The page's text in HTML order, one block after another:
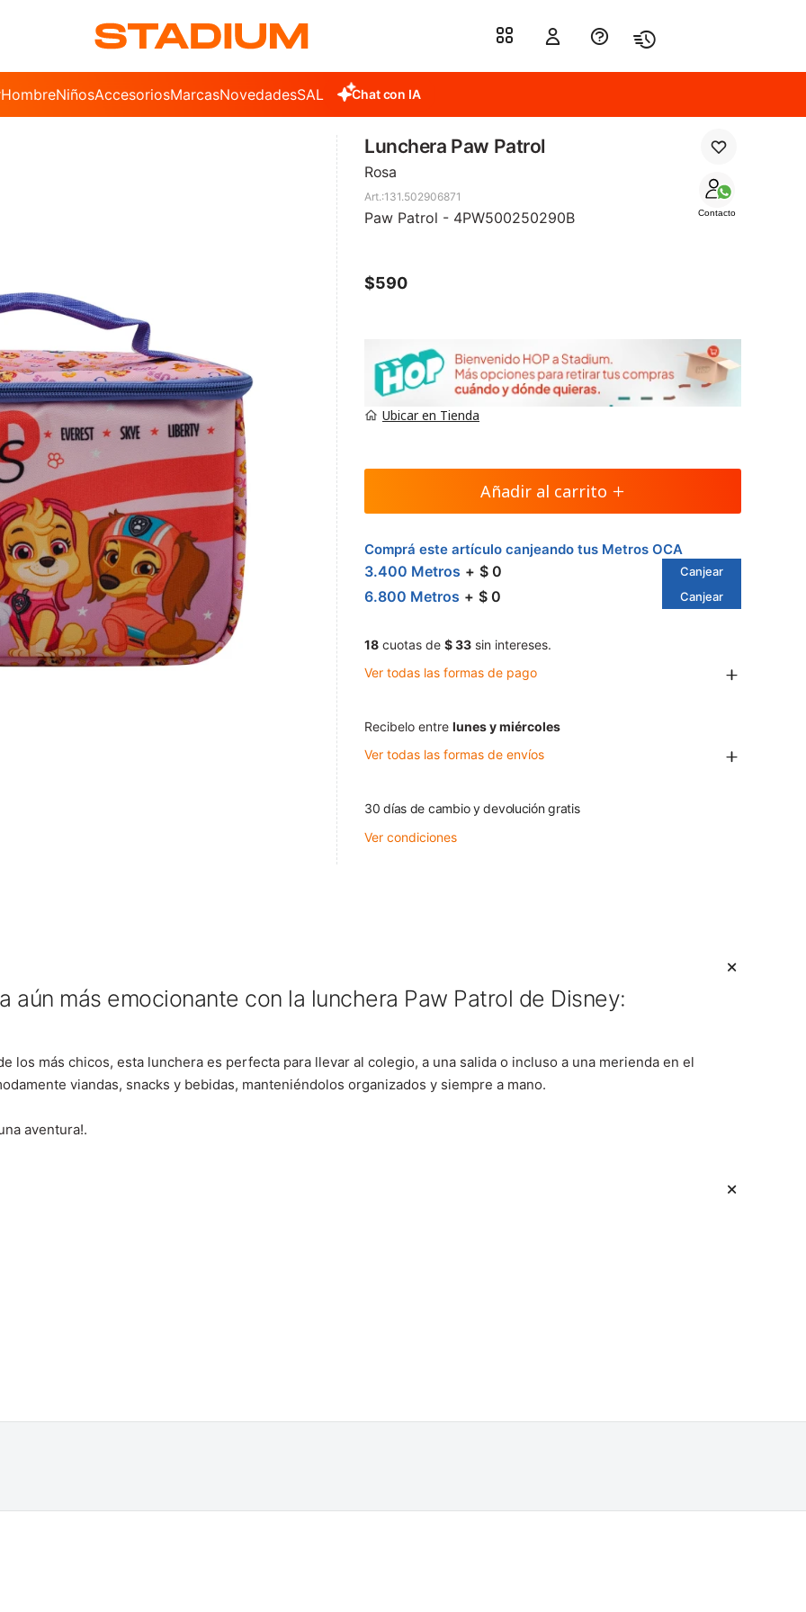
HombreNiñosAccesoriosMarcasNovedadesSALE Chat con IA
Lunchera Paw Patrol
Rosa
Contacto
131.502906871
Paw Patrol - 4PW500250290B
$590
Ubicar en Tienda
Añadir al carrito
Comprá este artículo canjeando tus Metros OCA
3.400 Metros $ 0 Canjear
6.800 Metros $ 0 Canjear
18 cuotas de $ 33 sin intereses.
Ver todas las formas de pago
Recibelo entre lunes y miércoles
Ver todas las formas de envíos
30 días de cambio y devolución gratis
Ver condiciones
aún más emocionante con la lunchera Paw Patrol de Disney:
los más chicos, esta lunchera es perfecta para llevar al colegio, a una salida o incluso a una merienda en el
viandas, snacks y bebidas, manteniéndolos organizados y siempre a mano.
aventura!.